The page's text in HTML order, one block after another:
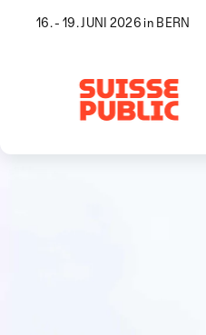
16. - 19. JUNI 2026 in BERN